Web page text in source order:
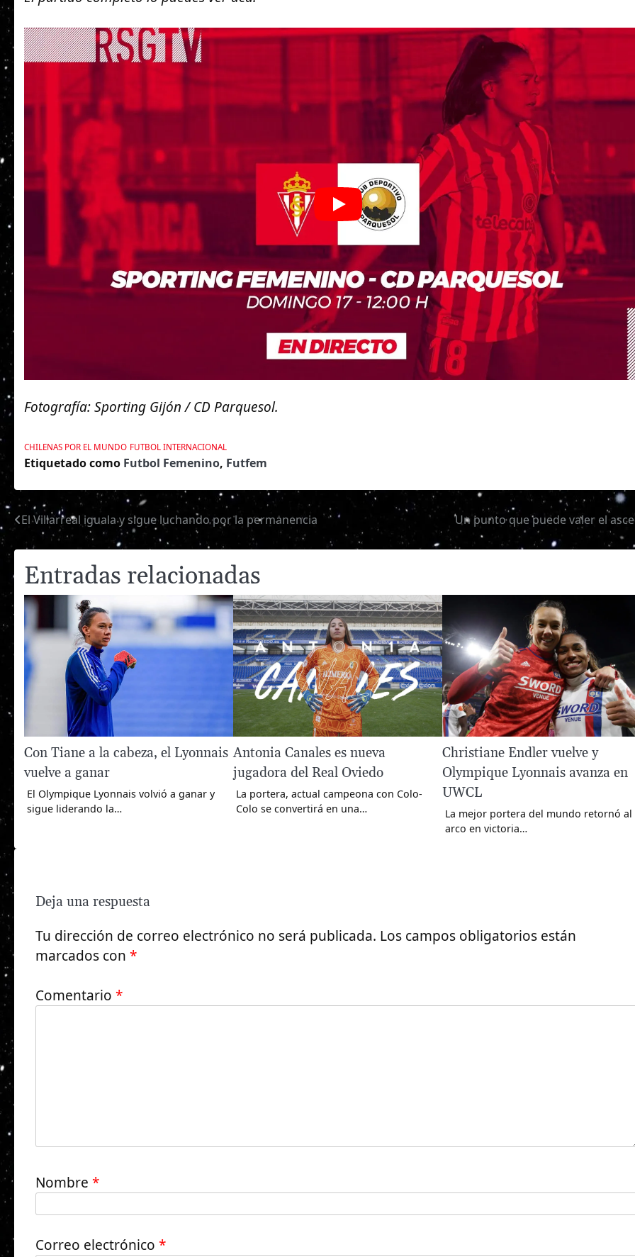
Fotografía: Sporting Gijón / CD Parquesol.
CHILENAS POR EL MUNDO FUTBOL INTERNACIONAL
Etiquetado como Futbol Femenino, Futfem
Navegación
de
entradas
El Villarreal iguala y sigue luchando por la permanencia Un punto que puede valer el
Entradas relacionadas
Con Tiane a la cabeza, el Lyonnais
vuelve a ganar
El Olympique Lyonnais volvió a ganar y
sigue liderando la…
Antonia Canales es nueva
jugadora del Real Oviedo
La portera, actual campeona con Colo-
Colo se convertirá en una…
Christiane Endler vuelve y
Olympique Lyonnais avanza en
UWCL
La mejor portera del mundo retornó al
arco en victoria…
Deja una respuesta
Tu dirección de correo electrónico no será publicada. Los campos obligatorios están
marcados con *
Comentario *
Nombre *
Correo electrónico *